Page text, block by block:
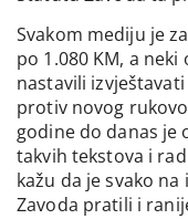
Svakom mediju je
po 1.080 KM, a
nastavili
protiv novog
godine do danas je
takvih tekstova i
kažu da je svako
Zavoda pratili i